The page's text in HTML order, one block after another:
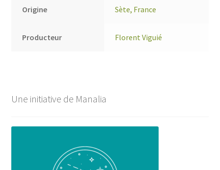
Origine Sète, France
Producteur Florent Viguié
Une initiative de Manalia